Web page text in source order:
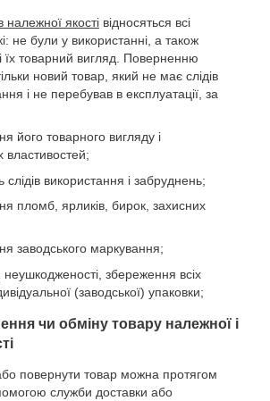
належної якості відносяться всі
не були у використанні, а також
їх товарний вигляд. Поверненню
новий товар, який не має слідів
і не перебував в експлуатації, за
його товарного вигляду і
властивостей;
слідів використання і забруднень;
пломб, ярликів, бирок, захисних
заводського маркування;
неушкодженості, збереження всіх
(заводської) упаковки;
чи обміну товару належної і
повернути товар можна протягом
служби доставки або